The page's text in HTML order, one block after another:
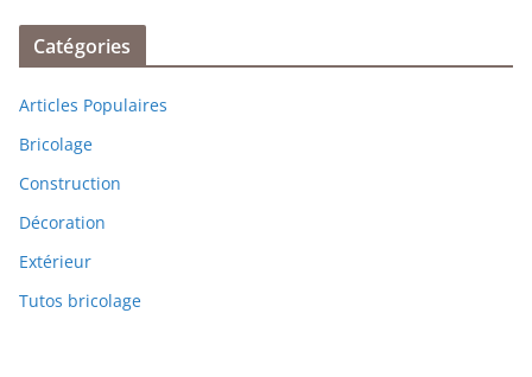
Catégories
Articles Populaires
Bricolage
Construction
Décoration
Extérieur
Tutos bricolage